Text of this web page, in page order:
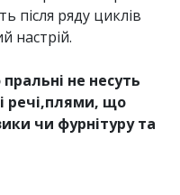
після ряду циклів
настрій.
не несуть
речі,плями, що
чи фурнітуру та